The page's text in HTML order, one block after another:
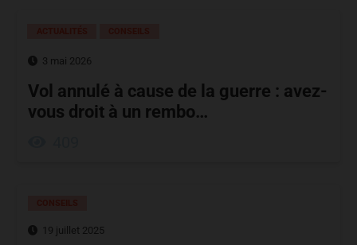
3 mai 2026
Vol annulé à cause de la guerre : avez-
vous droit à un rembo…
19 juillet 2025